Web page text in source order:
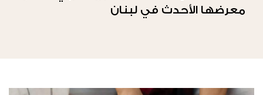
معرضها الأحدث في لبنان